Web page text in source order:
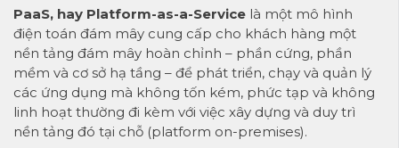
PaaS, hay Platform-as-a-Service là một mô hình
điện toán đám mây cung cấp cho khách hàng một
nền tảng đám mây hoàn chỉnh – phần cứng, phần
mềm và cơ sở hạ tầng – để phát triển, chạy và quản lý
các ứng dụng mà không tốn kém, phức tạp và không
linh hoạt thường đi kèm với việc xây dựng và duy trì
nền tảng đó tại chỗ (platform on-premises).